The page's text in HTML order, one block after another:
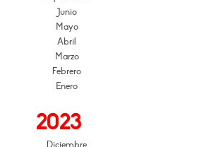
Junio
Mayo
Abril
Marzo
Febrero
Enero
2023